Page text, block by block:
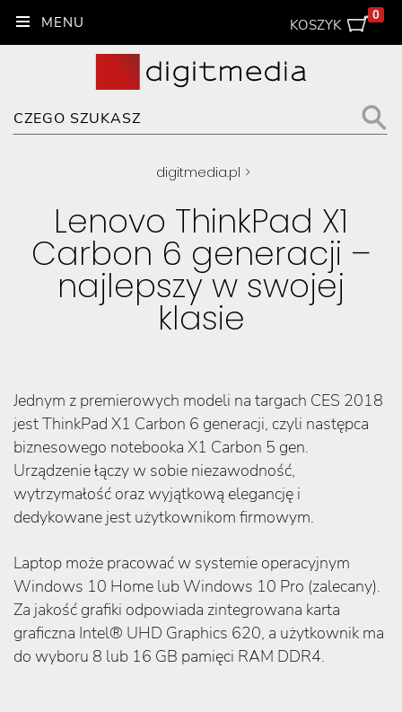
KOSZYK
0
digitmedia.pl >
Lenovo ThinkPad X1
Carbon 6 generacji –
najlepszy w swojej
klasie
Jednym z premierowych modeli na targach CES 2018
jest ThinkPad X1 Carbon 6 generacji, czyli następca
biznesowego notebooka X1 Carbon 5 gen.
Urządzenie łączy w sobie niezawodność,
wytrzymałość oraz wyjątkową elegancję i
dedykowane jest użytkownikom firmowym.
Laptop może pracować w systemie operacyjnym
Windows 10 Home lub Windows 10 Pro (zalecany).
Za jakość grafiki odpowiada zintegrowana karta
graficzna Intel® UHD Graphics 620, a użytkownik ma
do wyboru 8 lub 16 GB pamięci RAM DDR4.